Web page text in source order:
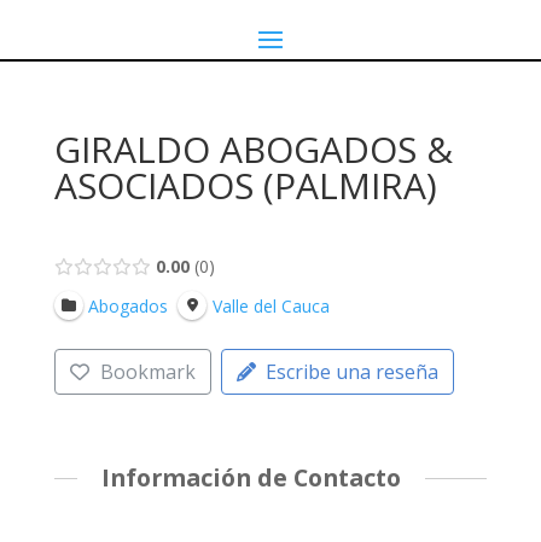
GIRALDO ABOGADOS &
ASOCIADOS (PALMIRA)
0.00 0
Abogados
Valle del Cauca
Bookmark Escribe una reseña
Información de Contacto